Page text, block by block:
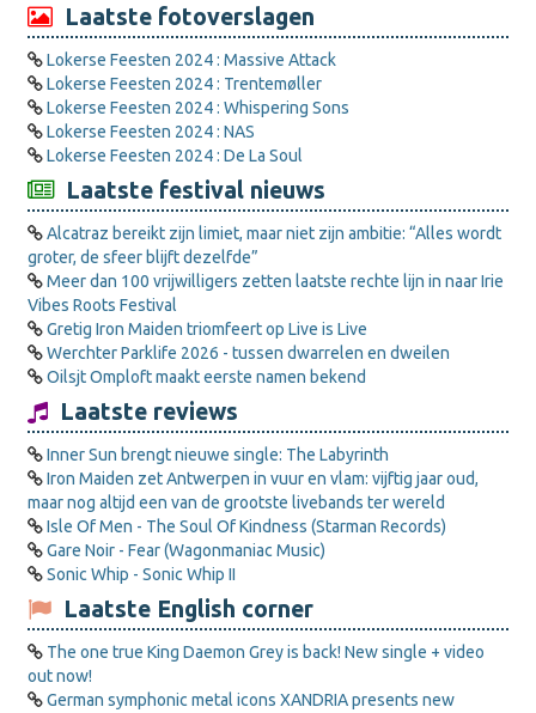
Laatste fotoverslagen
Lokerse Feesten 2024 : Massive Attack
Lokerse Feesten 2024 : Trentemøller
Lokerse Feesten 2024 : Whispering Sons
Lokerse Feesten 2024 : NAS
Lokerse Feesten 2024 : De La Soul
Laatste festival nieuws
Alcatraz bereikt zijn limiet, maar niet zijn ambitie: “Alles wordt
groter, de sfeer blijft dezelfde”
Meer dan 100 vrijwilligers zetten laatste rechte lijn in naar Irie
Vibes Roots Festival
Gretig Iron Maiden triomfeert op Live is Live
Werchter Parklife 2026 - tussen dwarrelen en dweilen
Oilsjt Omploft maakt eerste namen bekend
Laatste reviews
Inner Sun brengt nieuwe single: The Labyrinth
Iron Maiden zet Antwerpen in vuur en vlam: vijftig jaar oud,
maar nog altijd een van de grootste livebands ter wereld
Isle Of Men - The Soul Of Kindness (Starman Records)
Gare Noir - Fear (Wagonmaniac Music)
Sonic Whip - Sonic Whip II
Laatste English corner
The one true King Daemon Grey is back! New single + video
out now!
German symphonic metal icons XANDRIA presents new